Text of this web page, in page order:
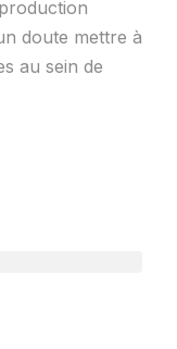
doute mettre à
au sein de